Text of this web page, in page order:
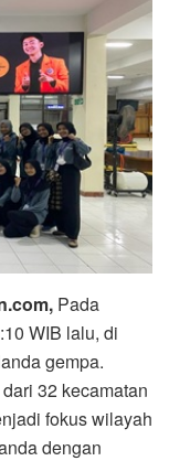
Pada
WIB lalu, di
gempa.
32 kecamatan
fokus wilayah
dengan